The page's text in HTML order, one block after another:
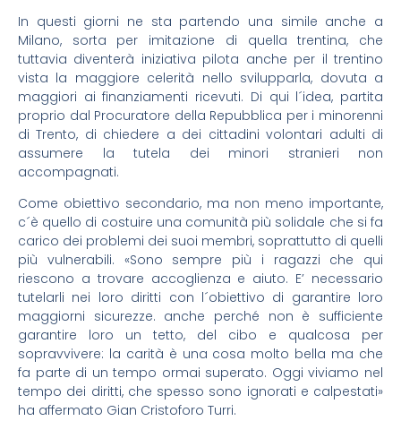
In questi giorni ne sta partendo una simile anche a
Milano, sorta per imitazione di quella trentina, che
tuttavia diventerà iniziativa pilota anche per il trentino
vista la maggiore celerità nello svilupparla, dovuta a
maggiori ai finanziamenti ricevuti. Di qui l´idea, partita
proprio dal Procuratore della Repubblica per i minorenni
di Trento, di chiedere a dei cittadini volontari adulti di
assumere la tutela dei minori stranieri non
accompagnati.
Come obiettivo secondario, ma non meno importante,
c´è quello di costuire una comunità più solidale che si fa
carico dei problemi dei suoi membri, soprattutto di quelli
più vulnerabili. «Sono sempre più i ragazzi che qui
riescono a trovare accoglienza e aiuto. E’ necessario
tutelarli nei loro diritti con l´obiettivo di garantire loro
maggiorni sicurezze. anche perché non è sufficiente
garantire loro un tetto, del cibo e qualcosa per
sopravvivere: la carità è una cosa molto bella ma che
fa parte di un tempo ormai superato. Oggi viviamo nel
tempo dei diritti, che spesso sono ignorati e calpestati»
ha affermato Gian Cristoforo Turri.